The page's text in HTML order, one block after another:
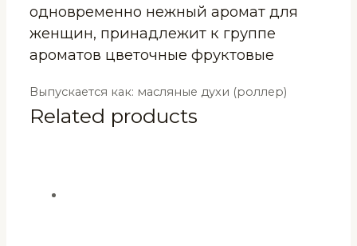
одновременно нежный аромат для
женщин, принадлежит к группе
ароматов цветочные фруктовые
Выпускается как: масляные духи (роллер)
Related products